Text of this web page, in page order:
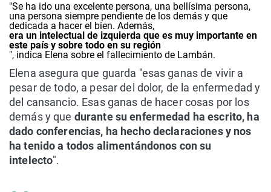
"Se ha ido una excelente persona, una bellísima persona,
una persona siempre pendiente de los demás y que
dedicada a hacer el bien. Además,
era un intelectual de izquierda que es muy importante en
este país y sobre todo en su región
", indica Elena sobre el fallecimiento de Lambán.
Elena asegura que guarda "esas ganas de vivir a
pesar de todo, a pesar del dolor, de la enfermedad y
del cansancio. Esas ganas de hacer cosas por los
demás y que durante su enfermedad ha escrito, ha
dado conferencias, ha hecho declaraciones y nos
ha tenido a todos alimentándonos con su
intelecto".